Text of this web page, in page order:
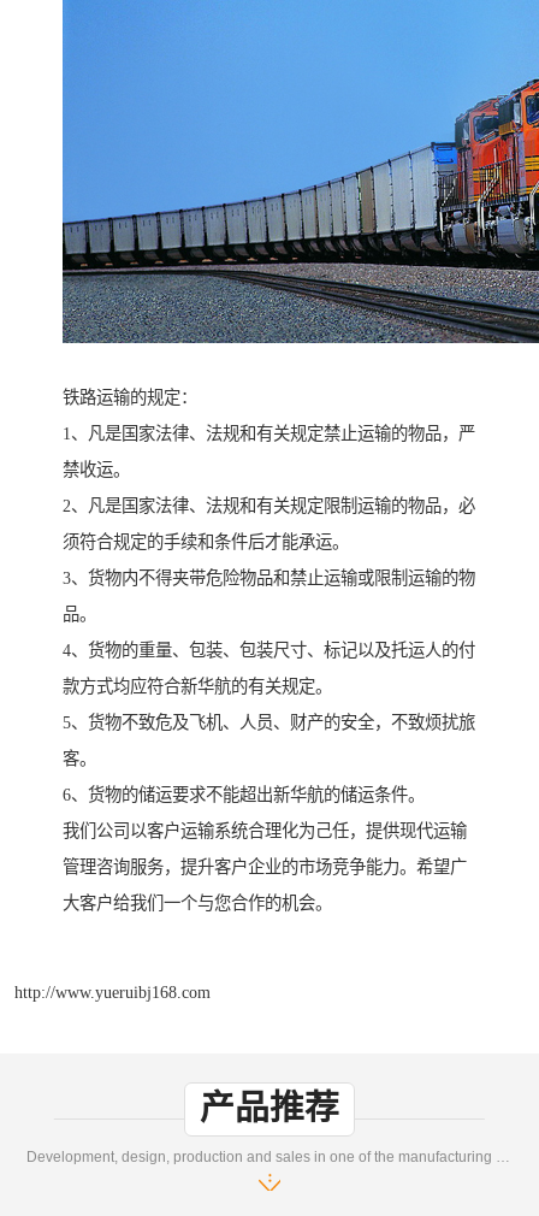
铁路运输的规定：
1、凡是国家法律、法规和有关规定禁止运输的物品，严
禁收运。
2、凡是国家法律、法规和有关规定限制运输的物品，必
须符合规定的手续和条件后才能承运。
3、货物内不得夹带危险物品和禁止运输或限制运输的物
品。
4、货物的重量、包装、包装尺寸、标记以及托运人的付
款方式均应符合新华航的有关规定。
5、货物不致危及飞机、人员、财产的安全，不致烦扰旅
客。
6、货物的储运要求不能超出新华航的储运条件。
我们公司以客户运输系统合理化为己任，提供现代运输
管理咨询服务，提升客户企业的市场竞争能力。希望广
大客户给我们一个与您合作的机会。
http://www.yueruibj168.com
产品推荐
Development, design, production and sales in one of the manufacturing enterprises